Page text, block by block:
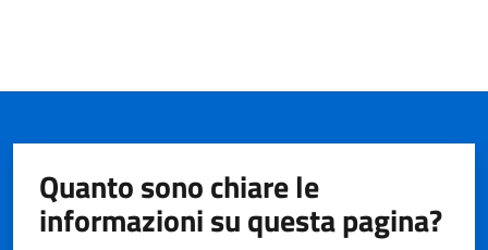
Quanto sono chiare le
informazioni su questa pagina?